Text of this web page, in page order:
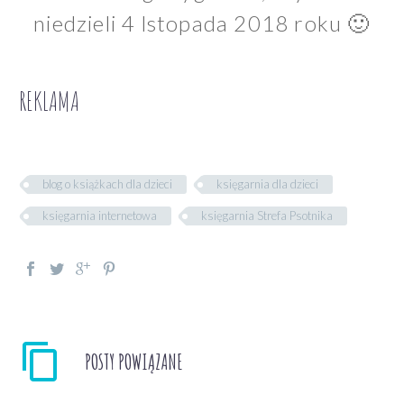
niedzieli 4 lstopada 2018 roku 🙂
REKLAMA
blog o książkach dla dzieci księgarnia dla dzieci
księgarnia internetowa księgarnia Strefa Psotnika
POSTY POWIĄZANE